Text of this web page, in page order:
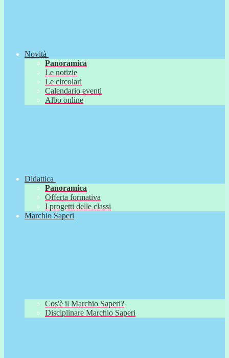
Novità
Panoramica
Le notizie
Le circolari
Calendario eventi
Albo online
Didattica
Panoramica
Offerta formativa
I progetti delle classi
Marchio Saperi
Cos'è il Marchio Saperi?
Disciplinare Marchio Saperi